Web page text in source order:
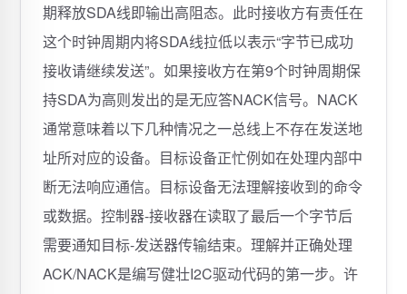
期释放SDA线即输出高阻态。此时接收方有责任在
这个时钟周期内将SDA线拉低以表示“字节已成功
接收请继续发送”。如果接收方在第9个时钟周期保
持SDA为高则发出的是无应答NACK信号。NACK
通常意味着以下几种情况之一总线上不存在发送地
址所对应的设备。目标设备正忙例如在处理内部中
断无法响应通信。目标设备无法理解接收到的命令
或数据。控制器-接收器在读取了最后一个字节后
需要通知目标-发送器传输结束。理解并正确处理
ACK/NACK是编写健壮I2C驱动代码的第一步。许